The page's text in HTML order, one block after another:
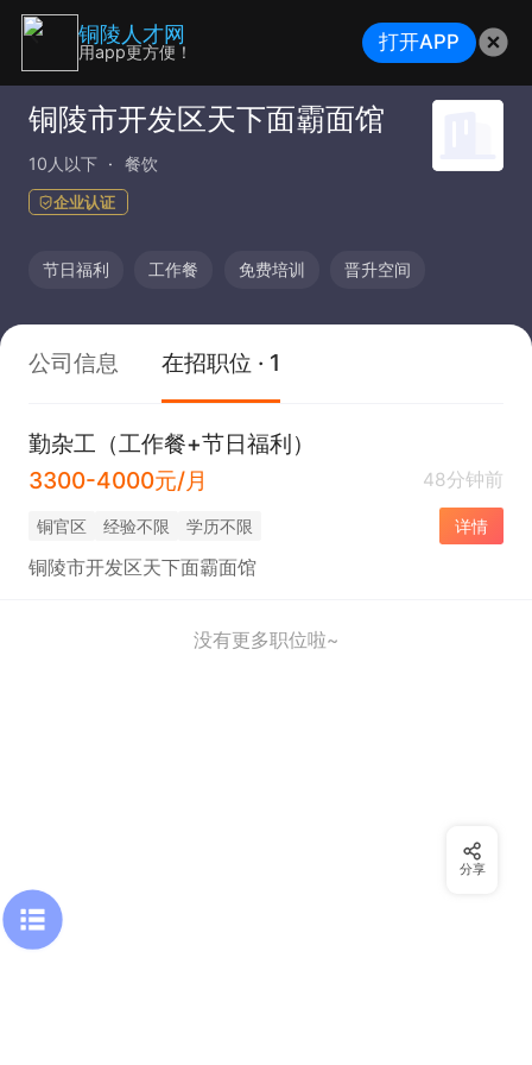
铜陵市开发区天下面霸面馆
10人以下 餐饮
企业认证
节日福利 工作餐 免费培训 晋升空间
公司信息 在招职位 · 1
勤杂工（工作餐+节日福利）
3300-4000元/月
48分钟前
铜官区 经验不限 学历不限 详情
铜陵市开发区天下面霸面馆
没有更多职位啦~
分享
铜陵人才网
用app更方便！ 打开APP